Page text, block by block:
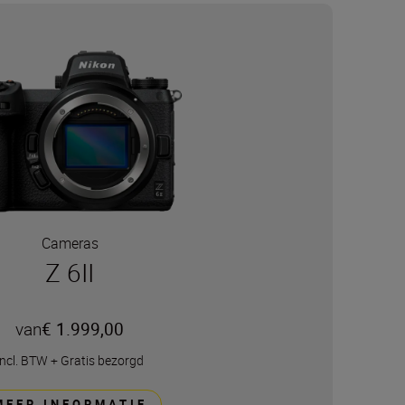
Cameras
Z 6II
van€ 1.999,00
BTW + Gratis bezorgd